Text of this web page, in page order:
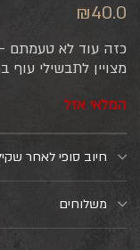
₪40.0
כזה עוד לא טעמתם
מצויין לתבשילי עוף
המלאי אזל
חיוב סופי לאחר
משלוחים